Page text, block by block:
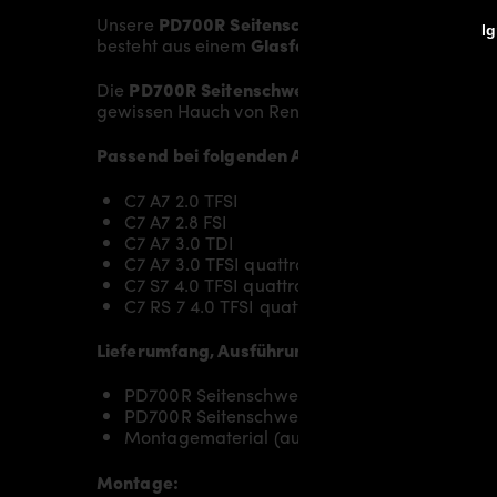
Unsere PD700R Seitenschweller verleihen dem
besteht aus einem Glasfaser- /
Die PD700R Seitenschweller
gewissen Hauch von Rennsport-Flair.
Passend bei folgenden Audi A7 [C7] Modellen:
C7 A7 2.0 TFSI
C7 A7 2.8 FSI
C7 A7 3.0 TDI
C7 A7 3.0 TFSI quattro
C7 S7 4.0 TFSI quattro
C7 RS 7 4.0 TFSI quattro
Lieferumfang, Ausführung:
PD700R Seitenschweller RECHTS für Audi A7 /
PD700R Seitenschweller LINKS für Audi A7 /
Montagematerial (auf spezielle Anfrage)
Montage: